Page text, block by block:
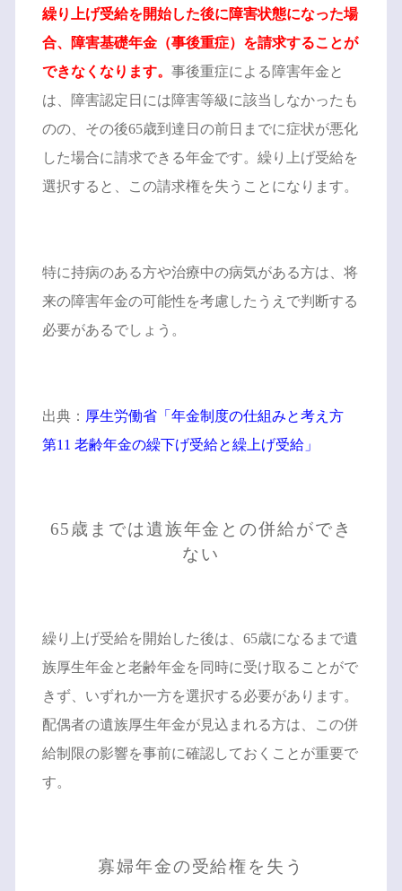
繰り上げ受給を開始した後に障害状態になった場
合、障害基礎年金（事後重症）を請求することが
できなくなります。 事後重症による障害年金と
は、障害認定日には障害等級に該当しなかったも
のの、その後65歳到達日の前日までに症状が悪化
した場合に請求できる年金です。繰り上げ受給を
選択すると、この請求権を失うことになります。
特に持病のある方や治療中の病気がある方は、将
来の障害年金の可能性を考慮したうえで判断する
必要があるでしょう。
出典： 厚生労働省「年金制度の仕組みと考え方
第11 老齢年金の繰下げ受給と繰上げ受給」
65歳までは遺族年金との併給ができ
ない
繰り上げ受給を開始した後は、65歳になるまで遺
族厚生年金と老齢年金を同時に受け取ることがで
きず、いずれか一方を選択する必要があります。
配偶者の遺族厚生年金が見込まれる方は、この併
給制限の影響を事前に確認しておくことが重要で
す。
寡婦年金の受給権を失う